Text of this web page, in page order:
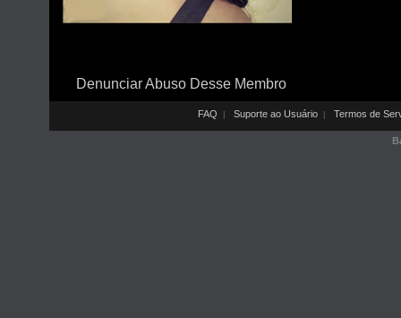
Denunciar Abuso Desse Membro
FAQ | Suporte ao Usuário | Termos de